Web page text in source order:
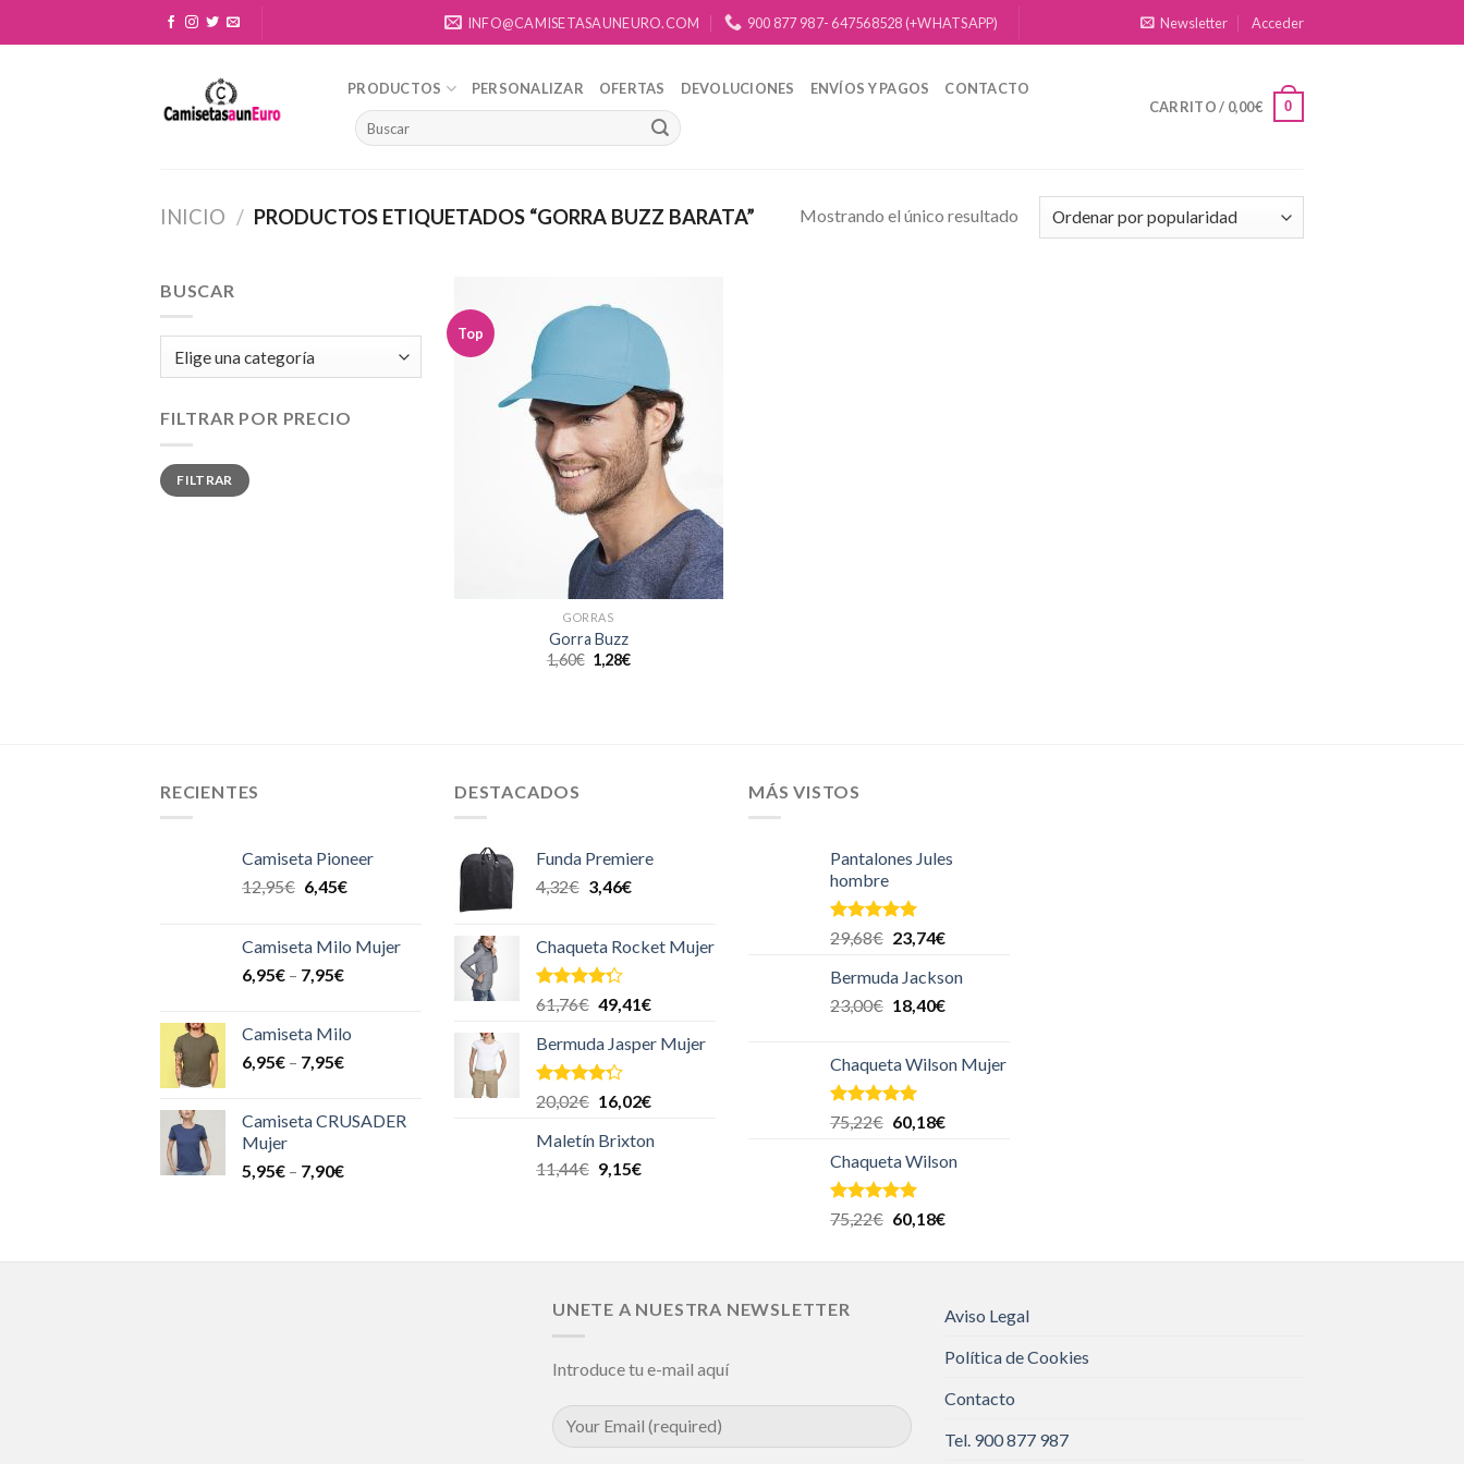
to
INFO@CAMISETASAUNEURO.COM 900 877 987- 647568528 (+WHATSAPP) Newsletter Acceder
PRODUCTOS PERSONALIZAR OFERTAS DEVOLUCIONES ENVÍOS Y PAGOS
CONTACTO
CARRITO / 0,00€ 0
INICIO / PRODUCTOS ETIQUETADOS “GORRA BUZZ BARATA” Mostrando el único resultado
BUSCAR
FILTRAR POR PRECIO
Precio
mínimo
Precio
máximo
FILTRAR
Top
lista de
deseos
GORRAS
Gorra Buzz
1,60€ 1,28€
RECIENTES
Camiseta Pioneer
12,95€ 6,45€
Camiseta Milo Mujer
6,95€ – 7,95€
Camiseta Milo
6,95€ – 7,95€
Camiseta CRUSADER
Mujer
5,95€ – 7,90€
DESTACADOS
Funda Premiere
4,32€ 3,46€
Chaqueta Rocket Mujer
Valorado
en
de 5
61,76€ 49,41€
Bermuda Jasper Mujer
Valorado
en
de 5
20,02€ 16,02€
Maletín Brixton
11,44€ 9,15€
MÁS VISTOS
Pantalones Jules
hombre
Valorado en
5.00
29,68€ 23,74€
Bermuda Jackson
23,00€ 18,40€
Chaqueta Wilson Mujer
Valorado en
5.00
75,22€ 60,18€
Chaqueta Wilson
Valorado en
5.00
75,22€ 60,18€
UNETE A NUESTRA NEWSLETTER
Introduce tu e-mail aquí
Aviso Legal
Política de Cookies
Contacto
Tel. 900 877 987